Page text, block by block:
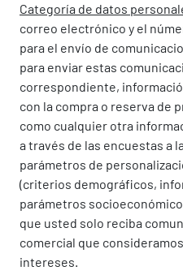
Categoría de datos
correo electrónico y el
para el envío de
para enviar estas
correspondiente,
con la compra o reserva de
como cualquier otra
a través de las encuestas a
parámetros de
(criterios demográficos,
parámetros
que usted solo reciba
comercial que
intereses.